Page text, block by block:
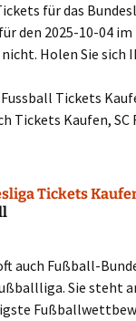
für das
den 2025-10-04
Holen Sie sich
Fussball Tickets
Tickets Kaufen,
Tickets
auch Fußball-
Sie steht